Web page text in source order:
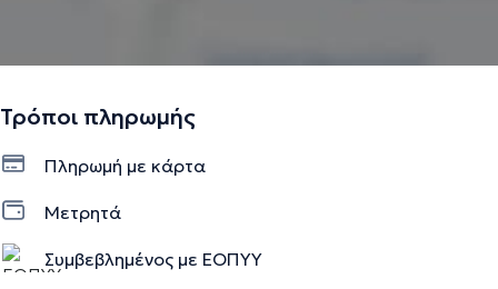
Τρόποι πληρωμής
Πληρωμή με κάρτα
Μετρητά
Συμβεβλημένος με ΕΟΠΥΥ